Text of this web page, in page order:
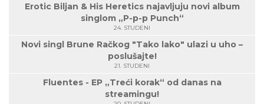
Erotic Biljan & His Heretics najavljuju novi album
singlom „P-p-p Punch“
24. STUDENI
Novi singl Brune Račkog "Tako lako" ulazi u uho –
poslušajte!
21. STUDENI
Fluentes - EP „Treći korak“ od danas na
streamingu!